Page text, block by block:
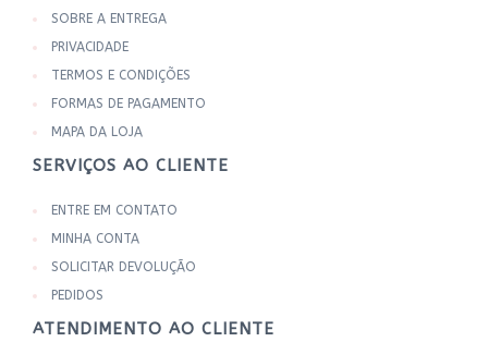
SOBRE A ENTREGA
PRIVACIDADE
TERMOS E CONDIÇÕES
FORMAS DE PAGAMENTO
MAPA DA LOJA
SERVIÇOS AO CLIENTE
ENTRE EM CONTATO
MINHA CONTA
SOLICITAR DEVOLUÇÃO
PEDIDOS
ATENDIMENTO AO CLIENTE